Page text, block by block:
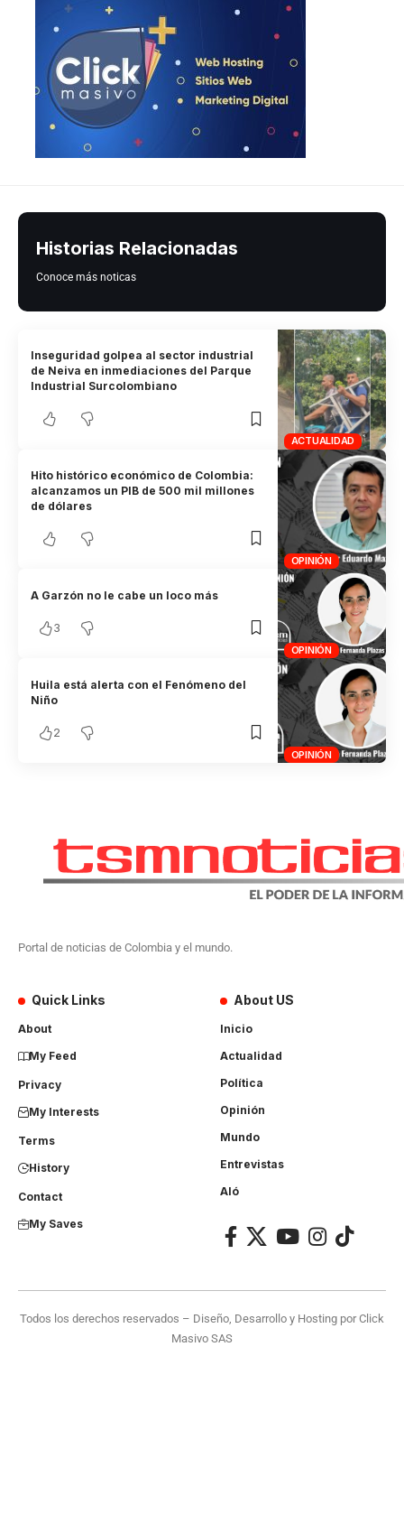
Historias Relacionadas
Conoce más noticas
ACTUALIDAD
Inseguridad golpea al sector industrial
de Neiva en inmediaciones del Parque
Industrial Surcolombiano
OPINIÓN
Hito histórico económico de Colombia:
alcanzamos un PIB de 500 mil millones
de dólares
OPINIÓN
A Garzón no le cabe un loco más
3
OPINIÓN
Huila está alerta con el Fenómeno del
Niño
2
Portal de noticias de Colombia y el mundo.
Quick Links
About
My Feed
Privacy
My Interests
Terms
History
Contact
My Saves
About US
Inicio
Actualidad
Política
Opinión
Mundo
Entrevistas
Aló
Todos los derechos reservados – Diseño, Desarrollo y Hosting porClick
Masivo SAS